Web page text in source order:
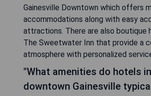
Gainesville Downtown which offers
accommodations along with easy
attractions. There are also boutique
The Sweetwater Inn that provide a
atmosphere with personalized
"What amenities do hotels in
downtown Gainesville